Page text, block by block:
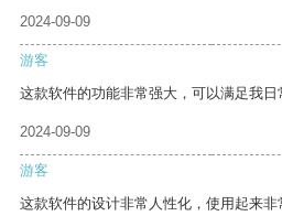
2024-09-09
游客
这款软件的功能非常强大，可以满足我日
2024-09-09
游客
这款软件的设计非常人性化，使用起来非